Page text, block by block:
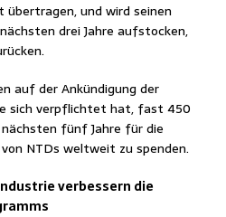
übertragen, und wird seinen
drei Jahre aufstocken,
auf der Ankündigung der
sich verpflichtet hat, fast 450
fünf Jahre für die
NTDs weltweit zu spenden.
verbessern die